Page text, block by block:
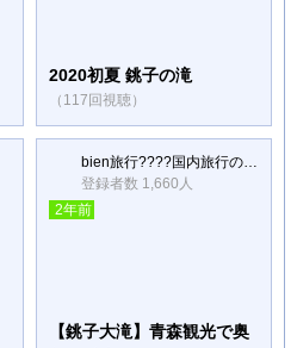
2020初夏 銚子の滝
（117回視聴）
bien旅行????国内旅行のVlogや観光スポット紹介
登録者数 1,660人
2年前
【銚子大滝】青森観光で奥